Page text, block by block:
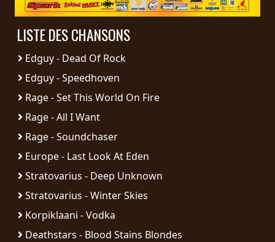
RETOURS
CREDITS
CHOISIR
UN
THÈME
SYMPHONIQUE
MORGOTH
TALES
LISTE DES CHANSONS
Edguy - Dead Of Rock
Edguy - Speedhoven
Rage - Set This World On Fire
Rage - All I Want
Rage - Soundchaser
Europe - Last Look At Eden
Stratovarius - Deep Unknown
Stratovarius - Winter Skies
Korpiklaani - Vodka
Deathstars - Blood Stains Blondes